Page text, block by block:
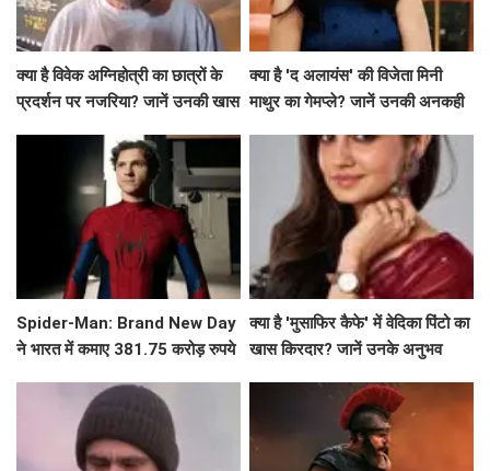
क्या है विवेक अग्निहोत्री का छात्रों के
प्रदर्शन पर नजरिया? जानें उनकी खास
क्या है 'द अलायंस' की विजेता मिनी
माथुर का गेमप्ले? जानें उनकी अनकही
Spider-Man: Brand New Day
ने भारत में कमाए 381.75 करोड़ रुपये
क्या है 'मुसाफिर कैफे' में वेदिका पिंटो का
खास किरदार? जानें उनके अनुभव